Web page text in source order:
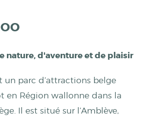
nature, d'aventure et de plaisir
un parc d’attractions belge
en Région wallonne dans la
Il est situé sur l’Amblève,